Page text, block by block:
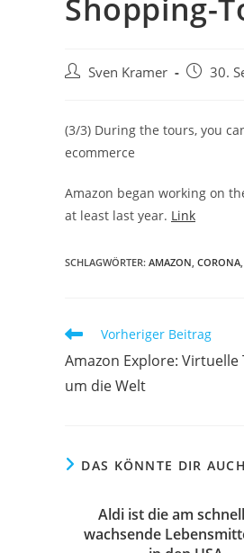
Shopping-
Sven Kramer 30.
(3/3) During the tours, you
ecommerce
Amazon began working on
at least last year. Link
SCHLAGWÖRTER: AMAZON, CORONA,
Vorheriger Beitrag
Amazon Explore:
um die Welt
DAS KÖNNTE DIR
Aldi ist die am
wachsende